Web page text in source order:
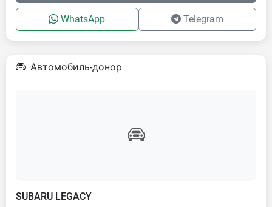
WhatsApp Telegram
Автомобиль-донор
SUBARU LEGACY